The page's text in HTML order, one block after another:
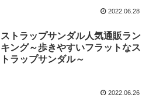
2022.06.28
ストラップサンダル人気通販ラン
キング～歩きやすいフラットなス
トラップサンダル～
2022.06.26